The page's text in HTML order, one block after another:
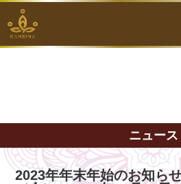
ニュース
2023年年末年始のお知ら